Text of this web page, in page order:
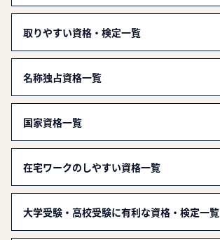
取りやすい資格・検定一覧
名称独占資格一覧
国家資格一覧
在宅ワークのしやすい資格一覧
大学受験・高校受験に有利な資格・検定一覧